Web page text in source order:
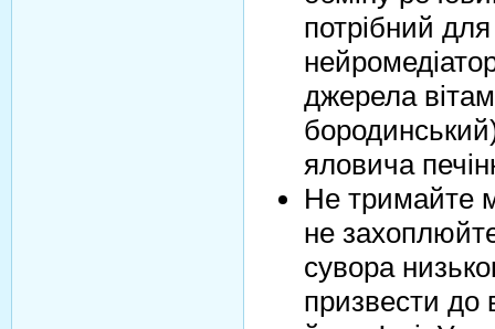
потрібний
джерела
яловича
Не тримайте
не
сувора
призвести до